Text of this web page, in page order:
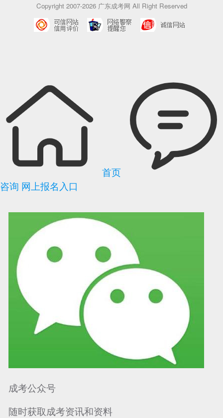
Copyright 2007-2026 广东成考网 All Right Reserved
可信网站信用评 网络警察提醒你
首页
咨询 网上报名入口
成考公众号
随时获取成考资讯和资料